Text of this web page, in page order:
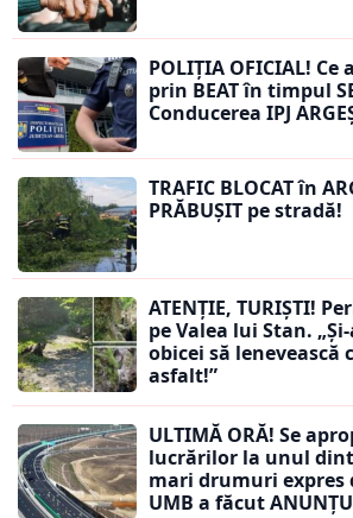
POLIȚIA OFICIAL!
prin BEAT în timpul
Conducerea IPJ
TRAFIC BLOCAT în
PRĂBUȘIT pe stradă!
ATENȚIE, TURIȘTI!
pe Valea lui Stan.
obicei să lenevească
asfalt!”
ULTIMĂ ORĂ! Se
lucrărilor la unul
mari drumuri expres
UMB a făcut